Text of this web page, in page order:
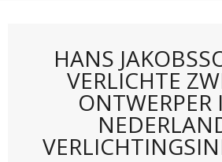
HANS
VERLICHTE
ONTWERPER